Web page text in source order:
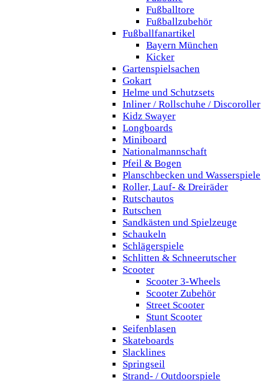
Fußballtore
Fußballzubehör
Fußballfanartikel
Bayern München
Kicker
Gartenspielsachen
Gokart
Helme und Schutzsets
Inliner / Rollschuhe / Discoroller
Kidz Swayer
Longboards
Miniboard
Nationalmannschaft
Pfeil & Bogen
Planschbecken und Wasserspiele
Roller, Lauf- & Dreiräder
Rutschautos
Rutschen
Sandkästen und Spielzeuge
Schaukeln
Schlägerspiele
Schlitten & Schneerutscher
Scooter
Scooter 3-Wheels
Scooter Zubehör
Street Scooter
Stunt Scooter
Seifenblasen
Skateboards
Slacklines
Springseil
Strand- / Outdoorspiele